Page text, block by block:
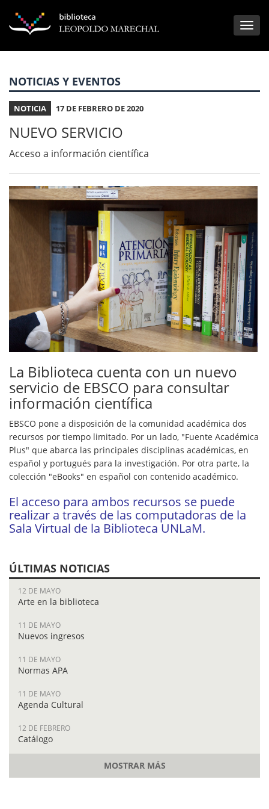
NOTICIAS Y EVENTOS
NOTICIA 17 DE FEBRERO DE 2020
NUEVO SERVICIO
Acceso a información científica
La Biblioteca cuenta con un nuevo
servicio de EBSCO para consultar
información científica
EBSCO pone a disposición de la comunidad académica dos
recursos por tiempo limitado. Por un lado, "Fuente Académica
Plus" que abarca las principales disciplinas académicas, en
español y portugués para la investigación. Por otra parte, la
colección "eBooks" en español con contenido académico.
El acceso para ambos recursos se puede
realizar a través de las computadoras de la
Sala Virtual de la Biblioteca UNLaM.
ÚLTIMAS NOTICIAS
12 DE MAYO
Arte en la biblioteca
11 DE MAYO
Nuevos ingresos
11 DE MAYO
Normas APA
11 DE MAYO
Agenda Cultural
12 DE FEBRERO
Catálogo
MOSTRAR MÁS